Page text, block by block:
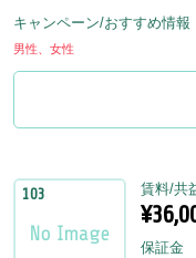
キャンペーン/おすすめ情報
男性、女性
103 賃料/共
保証金